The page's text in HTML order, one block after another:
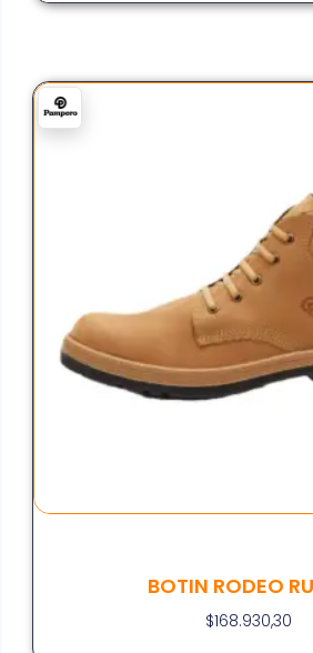
BOTIN RODEO
$168.930,30